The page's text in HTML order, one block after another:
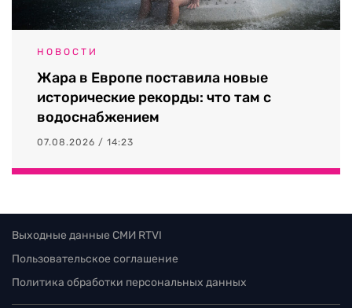
НОВОСТИ
Жара в Европе поставила новые
исторические рекорды: что там с
водоснабжением
07.08.2026 / 14:23
Выходные данные СМИ RTVI
Пользовательское соглашение
Политика обработки персональных данных